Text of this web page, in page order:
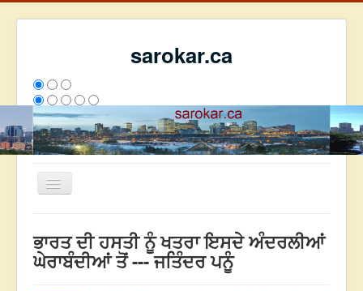
sarokar.ca
Toggle
ਰਚਨਾਵਾਂ
ਭਾਰਤ ਦੀ ਹਸਤੀ ਨੂੰ ਖਤਰਾ ਇਸਦੇ ਅੰਦਰਲੀਆਂ
ਘੇਰਾਬੰਦੀਆਂ ਤੋਂ --- ਜਤਿੰਦਰ ਪਨੂੰ